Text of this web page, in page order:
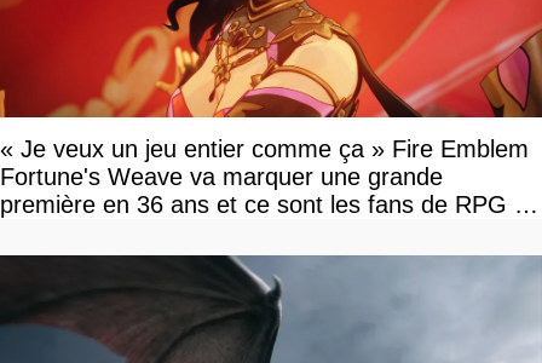
« Je veux un jeu entier comme ça » Fire Emblem
Fortune's Weave va marquer une grande
première en 36 ans et ce sont les fans de RPG en